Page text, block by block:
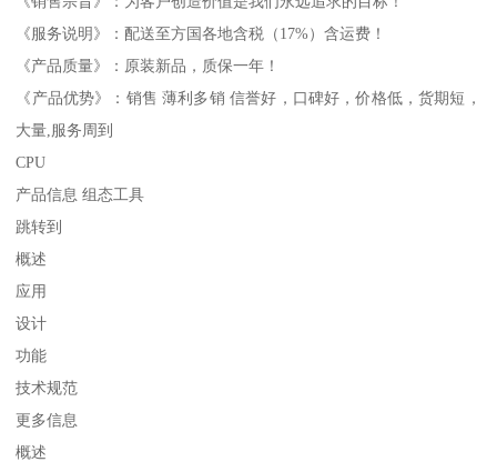
《服务说明》：配送至方国各地含税（17%）含运费！
《产品质量》：原装新品，质保一年！
《产品优势》：销售 薄利多销 信誉好，口碑好，价格低，货期短，
大量,服务周到
CPU
产品信息 组态工具
跳转到
概述
应用
设计
功能
技术规范
更多信息
概述